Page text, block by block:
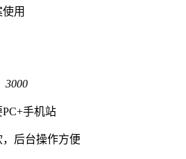
用
3000
手机站
后台操作方便